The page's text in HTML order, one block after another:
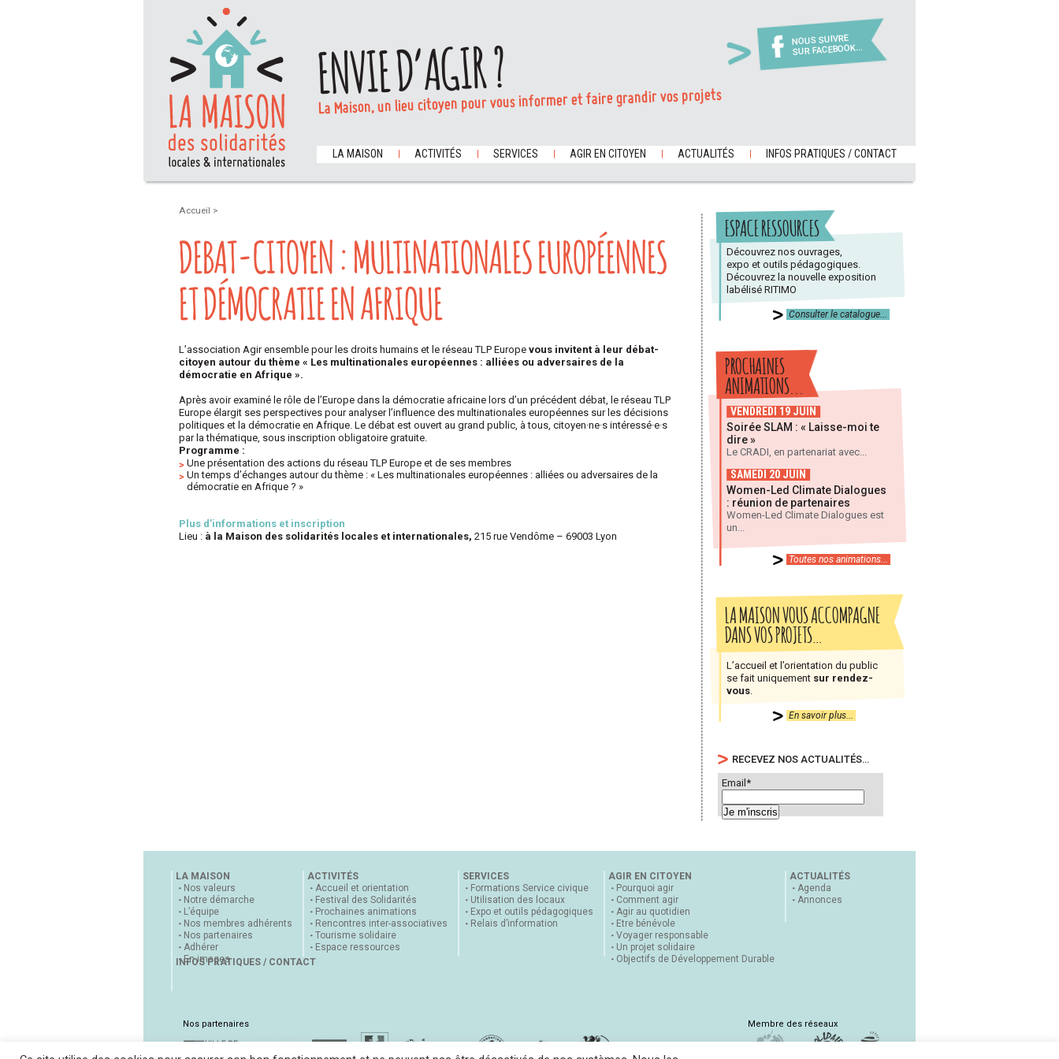
NOUS SUIVRE
SUR FACEBOOK...
ENVIE D’AGIR ?
La Maison, un lieu citoyen pour vous informer et faire grandir vos projets
LA MAISON ACTIVITÉS SERVICES AGIR EN CITOYEN ACTUALITÉS INFOS PRATIQUES / CONTACT
Accueil >
DEBAT-CITOYEN : MULTINATIONALES EUROPÉENNES
ET DÉMOCRATIE EN AFRIQUE
L’association Agir ensemble pour les droits humains et le réseau TLP Europe vous invitent à leur débat-
citoyen autour du thème « Les multinationales européennes : alliées ou adversaires de la
démocratie en Afrique ».
Après avoir examiné le rôle de l’Europe dans la démocratie africaine lors d’un précédent débat, le réseau TLP
Europe élargit ses perspectives pour analyser l’influence des multinationales européennes sur les décisions
politiques et la démocratie en Afrique. Le débat est ouvert au grand public, à tous, citoyen·ne·s intéressé·e·s
par la thématique, sous inscription obligatoire gratuite.
Programme :
Une présentation des actions du réseau TLP Europe et de ses membres
Un temps d’échanges autour du thème : « Les multinationales européennes : alliées ou adversaires de la
démocratie en Afrique ? »
Plus d’informations et inscription
Lieu : à la Maison des solidarités locales et internationales, 215 rue Vendôme – 69003 Lyon
ESPACE RESSOURCES
Découvrez nos ouvrages,
expo et outils pédagogiques.
Découvrez la nouvelle exposition
labélisé RITIMO
Consulter le catalogue...
PROCHAINES
ANIMATIONS...
VENDREDI 19 JUIN
Soirée SLAM : « Laisse-moi te
dire »
Le CRADI, en partenariat avec...
SAMEDI 20 JUIN
Women-Led Climate Dialogues
: réunion de partenaires
Women-Led Climate Dialogues est
un...
Toutes nos animations...
LA MAISON VOUS ACCOMPAGNE
DANS VOS PROJETS…
L’accueil et l’orientation du public
se fait uniquement sur rendez-
vous
En savoir plus...
RECEVEZ NOS ACTUALITÉS…
Email*
LA MAISON
Nos valeurs
Notre démarche
L’équipe
Nos membres adhérents
Nos partenaires
Adhérer
En images
ACTIVITÉS
Accueil et orientation
Festival des Solidarités
Prochaines animations
Rencontres inter-associatives
Tourisme solidaire
Espace ressources
SERVICES
Formations Service civique
Utilisation des locaux
Expo et outils pédagogiques
Relais d’information
AGIR EN CITOYEN
Pourquoi agir
Comment agir
Agir au quotidien
Etre bénévole
Voyager responsable
Un projet solidaire
Objectifs de Développement Durable
ACTUALITÉS
Agenda
Annonces
INFOS PRATIQUES / CONTACT
Nos partenaires Membre des réseaux